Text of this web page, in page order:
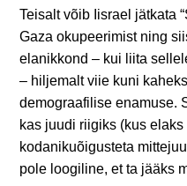
Teisalt võib Iisrael jätkata
Gaza okupeerimist ning
elanikkond – kui liita
– hiljemalt viie kuni
demograafilise enamuse.
kas juudi riigiks (kus
kodanikuõigusteta
pole loogiline, et ta jääks